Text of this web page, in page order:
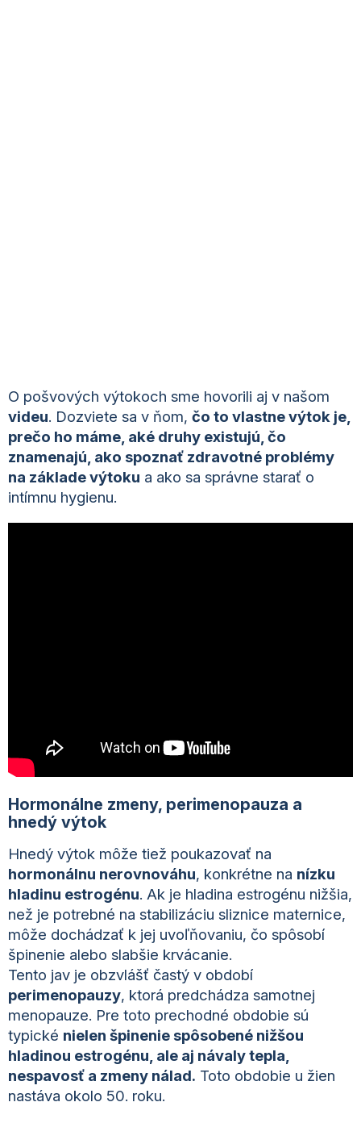
O pošvových výtokoch sme hovorili aj v našom
videu. Dozviete sa v ňom, čo to vlastne výtok je,
prečo ho máme, aké druhy existujú, čo
znamenajú, ako spoznať zdravotné problémy
na základe výtoku a ako sa správne starať o
intímnu hygienu.
Hormonálne zmeny, perimenopauza a
hnedý výtok
Hnedý výtok môže tiež poukazovať na
hormonálnu nerovnováhu, konkrétne na nízku
hladinu estrogénu. Ak je hladina estrogénu nižšia,
než je potrebné na stabilizáciu sliznice maternice,
môže dochádzať k jej uvoľňovaniu, čo spôsobí
špinenie alebo slabšie krvácanie.
Tento jav je obzvlášť častý v období
perimenopauzy, ktorá predchádza samotnej
menopauze. Pre toto prechodné obdobie sú
typické nielen špinenie spôsobené nižšou
hladinou estrogénu, ale aj návaly tepla,
nespavosť a zmeny nálad. Toto obdobie u žien
nastáva okolo 50. roku.